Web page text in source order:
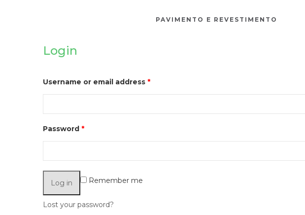
PAVIMENTO E REVESTIMENTO
Login
Username or email address *
Password *
Remember me
Log in
Lost your password?